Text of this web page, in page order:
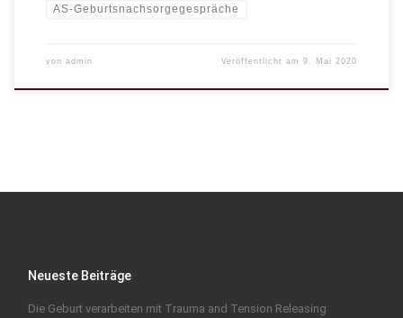
AS-Geburtsnachsorgegespräche
von admin Veröffentlicht am9. Mai 2020
Neueste Beiträge
Die Geburt verarbeiten mit Trauma and Tension Releasing